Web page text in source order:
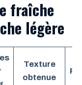
fraîche
légère
Texture
obtenue